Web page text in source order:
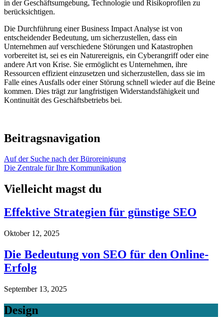
in der Geschäftsumgebung, Technologie und Risikoprofilen zu
berücksichtigen.
Die Durchführung einer Business Impact Analyse ist von
entscheidender Bedeutung, um sicherzustellen, dass ein
Unternehmen auf verschiedene Störungen und Katastrophen
vorbereitet ist, sei es ein Naturereignis, ein Cyberangriff oder eine
andere Art von Krise. Sie ermöglicht es Unternehmen, ihre
Ressourcen effizient einzusetzen und sicherzustellen, dass sie im
Falle eines Ausfalls oder einer Störung schnell wieder auf die Beine
kommen. Dies trägt zur langfristigen Widerstandsfähigkeit und
Kontinuität des Geschäftsbetriebs bei.
Beitragsnavigation
Auf der Suche nach der Büroreinigung
Die Zentrale für Ihre Kommunikation
Vielleicht magst du
Effektive Strategien für günstige SEO
Oktober 12, 2025
Die Bedeutung von SEO für den Online-
Erfolg
September 13, 2025
Design